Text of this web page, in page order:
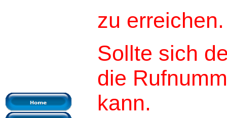
zu erreichen.
Sollte sich
die
kann.